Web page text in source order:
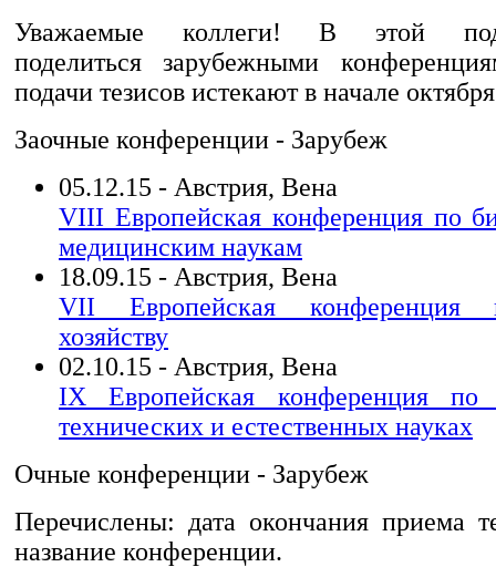
Уважаемые коллеги! В этой
поделиться зарубежными
подачи тезисов истекают в начале
Заочные конференции - Зарубеж
05.12.15 - Австрия, Вена
VIII Европейская конференция по
медицинским наукам
18.09.15 - Австрия, Вена
VII Европейская конференция
хозяйству
02.10.15 - Австрия, Вена
IX Европейская конференция по
технических и естественных науках
Очные конференции - Зарубеж
Перечислены: дата окончания приема
название конференции.